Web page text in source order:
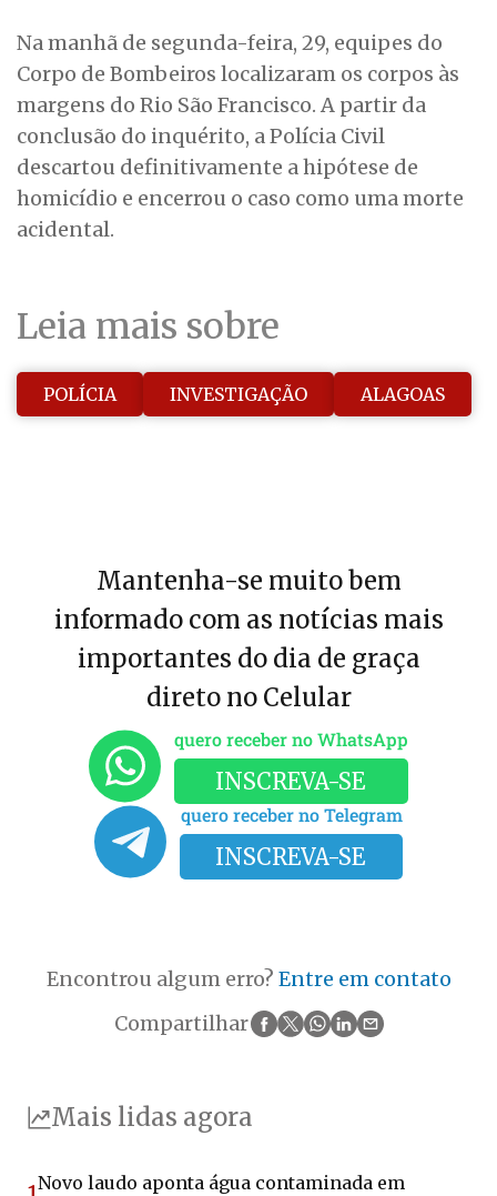
Na manhã de segunda-feira, 29, equipes do
Corpo de Bombeiros localizaram os corpos às
margens do Rio São Francisco. A partir da
conclusão do inquérito, a Polícia Civil
descartou definitivamente a hipótese de
homicídio e encerrou o caso como uma morte
acidental.
Leia mais sobre
POLÍCIA INVESTIGAÇÃO ALAGOAS
Mantenha-se muito bem
informado com as notícias mais
importantes do dia de graça
direto no Celular
quero receber no WhatsApp
INSCREVA-SE
quero receber no Telegram
INSCREVA-SE
Encontrou algum erro? Entre em contato
Compartilhar
Mais lidas agora
Novo laudo aponta água contaminada em